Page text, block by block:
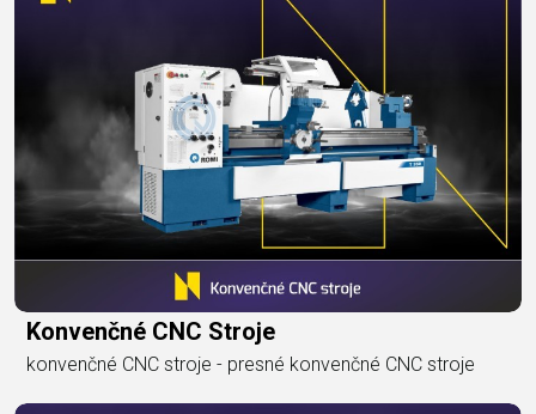
Konvenčné CNC Stroje
konvenčné CNC stroje - presné konvenčné CNC stroje